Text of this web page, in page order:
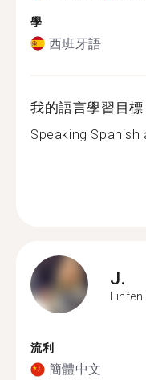
學
西班牙語
我的語言學習目標
Speaking Spanish
J.
Linfen
流利
簡體中文